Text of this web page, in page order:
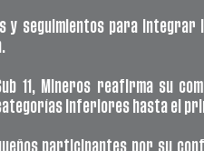
y seguimientos para integrar
11, Mineros reafirma su
inferiores hasta el
participantes por su